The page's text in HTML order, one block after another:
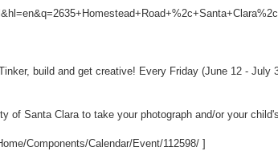
build and get creative! Every Friday (June 12 - July
of Santa Clara to take your photograph and/or your
Components/Calendar/Event/112598/ ]